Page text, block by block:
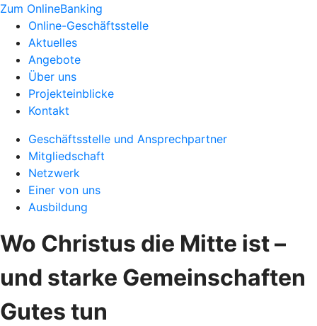
Zum OnlineBanking
Online-Geschäftsstelle
Aktuelles
Angebote
Über uns
Projekteinblicke
Kontakt
Geschäftsstelle und Ansprechpartner
Mitgliedschaft
Netzwerk
Einer von uns
Ausbildung
Wo Christus die Mitte ist –
und starke Gemeinschaften
Gutes tun